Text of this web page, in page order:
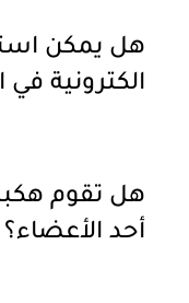
هل يمكن
الكترونية في
هل تقوم
أحد الأعضاء؟